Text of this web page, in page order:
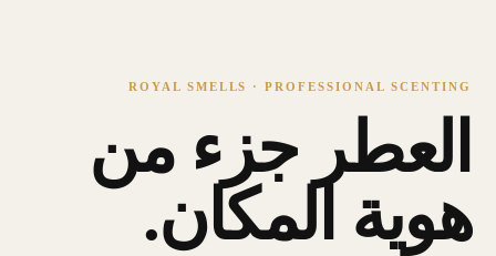
ROYAL SMELLS · PROFESSIONAL SCENTING
العطر جزء من
هوية المكان.